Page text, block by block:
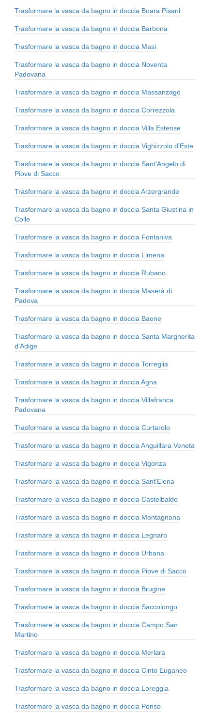
Trasformare la vasca da bagno in doccia Boara Pisani
Trasformare la vasca da bagno in doccia Barbona
Trasformare la vasca da bagno in doccia Masi
Trasformare la vasca da bagno in doccia Noventa
Padovana
Trasformare la vasca da bagno in doccia Massanzago
Trasformare la vasca da bagno in doccia Correzzola
Trasformare la vasca da bagno in doccia Villa Estense
Trasformare la vasca da bagno in doccia Vighizzolo d'Este
Trasformare la vasca da bagno in doccia Sant'Angelo di
Piove di Sacco
Trasformare la vasca da bagno in doccia Arzergrande
Trasformare la vasca da bagno in doccia Santa Giustina in
Colle
Trasformare la vasca da bagno in doccia Fontaniva
Trasformare la vasca da bagno in doccia Limena
Trasformare la vasca da bagno in doccia Rubano
Trasformare la vasca da bagno in doccia Maserà di
Padova
Trasformare la vasca da bagno in doccia Baone
Trasformare la vasca da bagno in doccia Santa Margherita
d'Adige
Trasformare la vasca da bagno in doccia Torreglia
Trasformare la vasca da bagno in doccia Agna
Trasformare la vasca da bagno in doccia Villafranca
Padovana
Trasformare la vasca da bagno in doccia Curtarolo
Trasformare la vasca da bagno in doccia Anguillara Veneta
Trasformare la vasca da bagno in doccia Vigonza
Trasformare la vasca da bagno in doccia Sant'Elena
Trasformare la vasca da bagno in doccia Castelbaldo
Trasformare la vasca da bagno in doccia Montagnana
Trasformare la vasca da bagno in doccia Legnaro
Trasformare la vasca da bagno in doccia Urbana
Trasformare la vasca da bagno in doccia Piove di Sacco
Trasformare la vasca da bagno in doccia Brugine
Trasformare la vasca da bagno in doccia Saccolongo
Trasformare la vasca da bagno in doccia Campo San
Martino
Trasformare la vasca da bagno in doccia Merlara
Trasformare la vasca da bagno in doccia Cinto Euganeo
Trasformare la vasca da bagno in doccia Loreggia
Trasformare la vasca da bagno in doccia Ponso